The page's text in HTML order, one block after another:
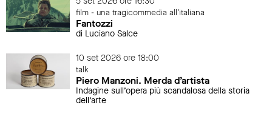
film - una tragicommedia all'italiana
Fantozzi
di Luciano Salce
10 set 2026 ore 18:00
talk
Piero Manzoni. Merda d’artista
Indagine sull’opera più scandalosa della storia
dell’arte